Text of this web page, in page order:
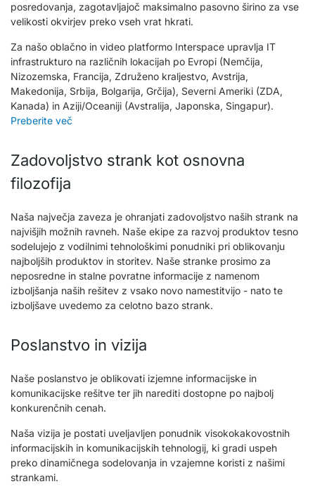
posredovanja, zagotavljajoč maksimalno pasovno širino za vse
velikosti okvirjev preko vseh vrat hkrati.
Za našo oblačno in video platformo Interspace upravlja IT
infrastrukturo na različnih lokacijah po Evropi (Nemčija,
Nizozemska, Francija, Združeno kraljestvo, Avstrija,
Makedonija, Srbija, Bolgarija, Grčija), Severni Ameriki (ZDA,
Kanada) in Aziji/Oceaniji (Avstralija, Japonska, Singapur).
Preberite več
Zadovoljstvo strank kot osnovna
filozofija
Naša največja zaveza je ohranjati zadovoljstvo naših strank na
najvišjih možnih ravneh. Naše ekipe za razvoj produktov tesno
sodelujejo z vodilnimi tehnološkimi ponudniki pri oblikovanju
najboljših produktov in storitev. Naše stranke prosimo za
neposredne in stalne povratne informacije z namenom
izboljšanja naših rešitev z vsako novo namestitvijo - nato te
izboljšave uvedemo za celotno bazo strank.
Poslanstvo in vizija
Naše poslanstvo je oblikovati izjemne informacijske in
komunikacijske rešitve ter jih narediti dostopne po najbolj
konkurenčnih cenah.
Naša vizija je postati uveljavljen ponudnik visokokakovostnih
informacijskih in komunikacijskih tehnologij, ki gradi uspeh
preko dinamičnega sodelovanja in vzajemne koristi z našimi
strankami.